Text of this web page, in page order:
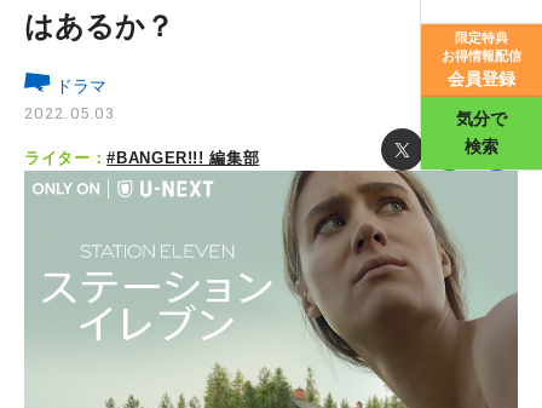
限定特典
お得情報配信
会員登録
気分で
検索
はあるか？
ドラマ
2022.05.03
ライター：#BANGER!!! 編集部